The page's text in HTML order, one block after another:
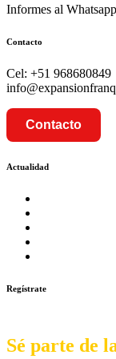
Informes al
Contacto
Cel: +51 968680849
Contacto
Actualidad
Regístrate
Sé parte de